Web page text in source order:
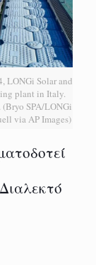
LONGi Solar and
plant in Italy.
SPA/LONGi
via AP Images)